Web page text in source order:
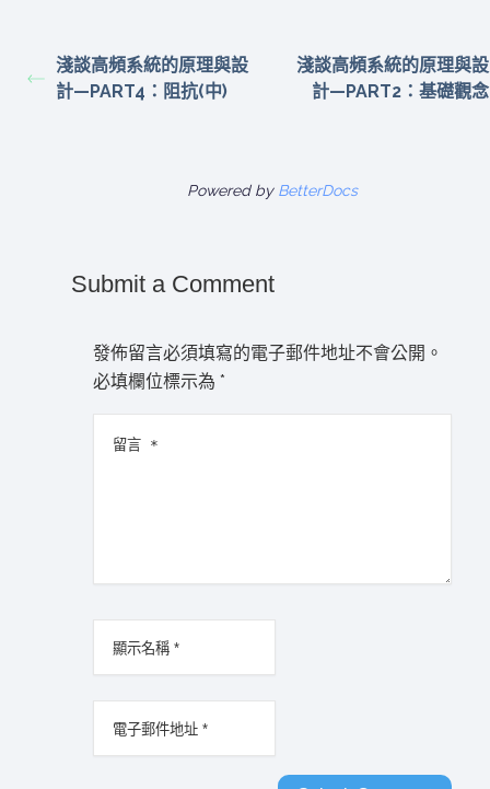
淺談高頻系統的原理與設
計—PART4：阻抗(中)
淺談高頻系統的原理與設
計—PART2：基礎觀念
Powered by BetterDocs
Submit a Comment
發佈留言必須填寫的電子郵件地址不會公開。
必填欄位標示為 *